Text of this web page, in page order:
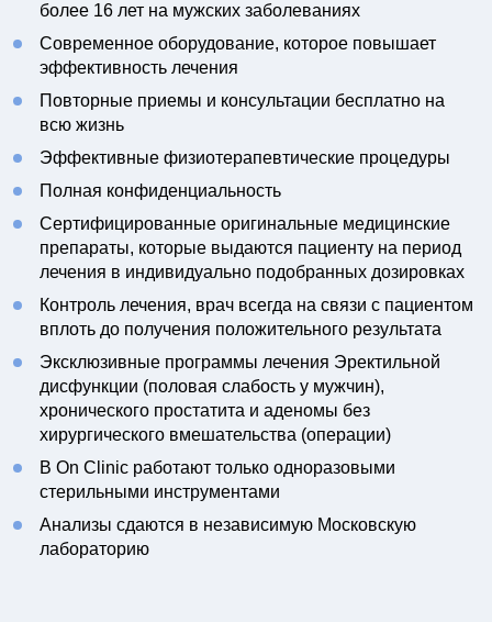
более 16 лет на мужских заболеваниях
Современное оборудование, которое повышает
эффективность лечения
Повторные приемы и консультации бесплатно на
всю жизнь
Эффективные физиотерапевтические процедуры
Полная конфиденциальность
Сертифицированные оригинальные медицинские
препараты, которые выдаются пациенту на период
лечения в индивидуально подобранных дозировках
Контроль лечения, врач всегда на связи с пациентом
вплоть до получения положительного результата
Эксклюзивные программы лечения Эректильной
дисфункции (половая слабость у мужчин),
хронического простатита и аденомы без
хирургического вмешательства (операции)
В On Clinic работают только одноразовыми
стерильными инструментами
Анализы сдаются в независимую Московскую
лабораторию